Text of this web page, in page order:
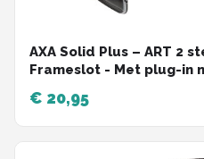
AXA Solid Plus – ART 2
Frameslot - Met plug-in
€ 20,95